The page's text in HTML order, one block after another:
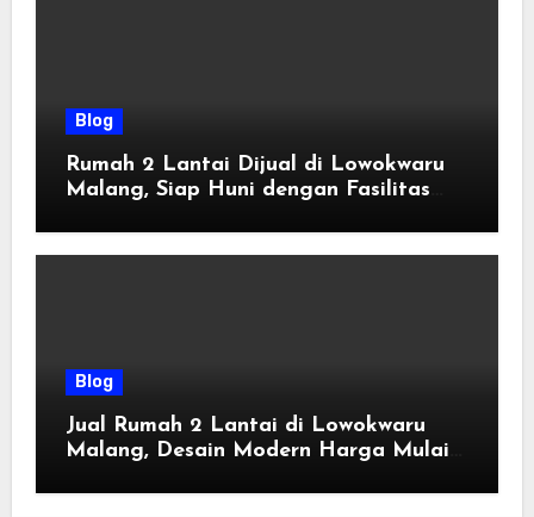
Blog
Rumah 2 Lantai Dijual di Lowokwaru
Malang, Siap Huni dengan Fasilitas
Blog
Jual Rumah 2 Lantai di Lowokwaru
Malang, Desain Modern Harga Mulai